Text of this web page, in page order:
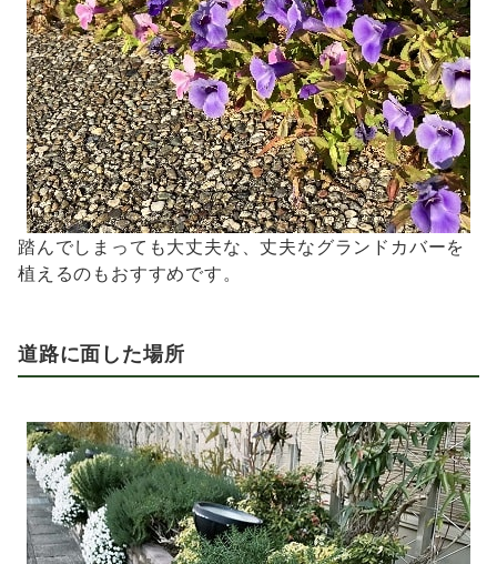
踏んでしまっても大丈夫な、丈夫なグランドカバーを
植えるのもおすすめです。
道路に面した場所